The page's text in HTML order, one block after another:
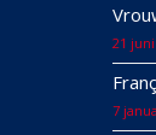
21 juni
7